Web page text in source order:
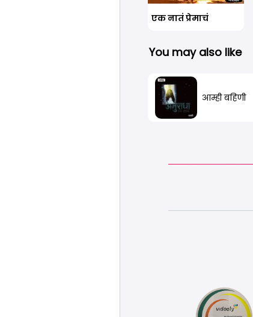
एक नातं प्रेमाचं
You may also like
आम्ही बहिणी